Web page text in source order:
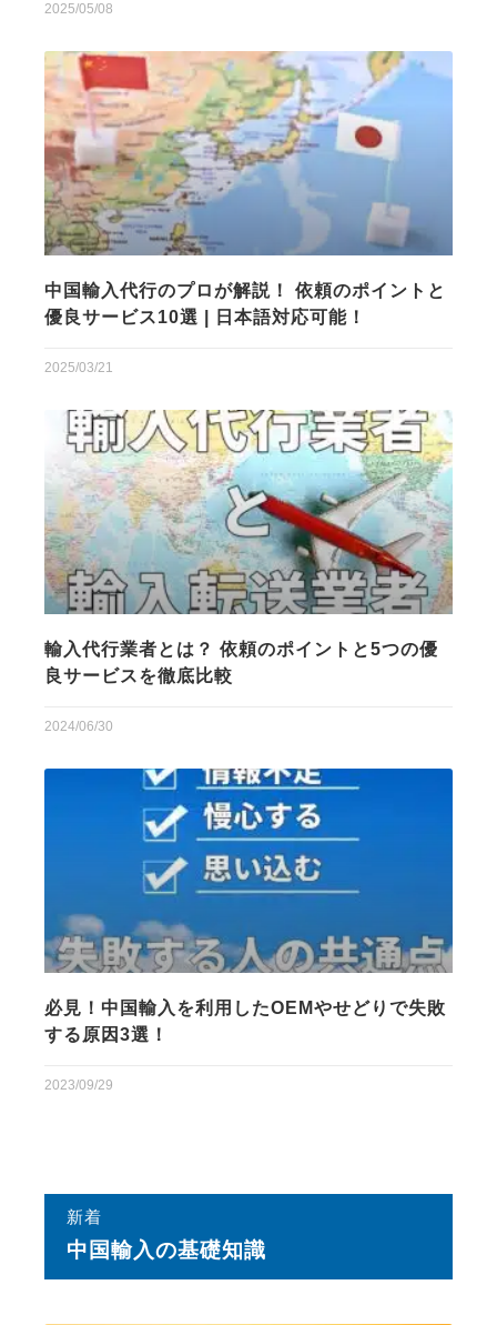
2025/05/08
中国輸入代行のプロが解説！ 依頼のポイントと
優良サービス10選 | 日本語対応可能！
2025/03/21
輸入代行業者とは？ 依頼のポイントと5つの優
良サービスを徹底比較
2024/06/30
必見！中国輸入を利用したOEMやせどりで失敗
する原因3選！
2023/09/29
新着
中国輸⼊の基礎知識